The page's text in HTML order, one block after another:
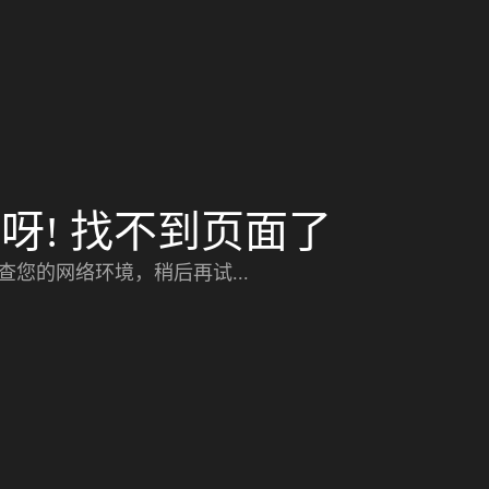
! 找不到页面了
您的网络环境，稍后再试...